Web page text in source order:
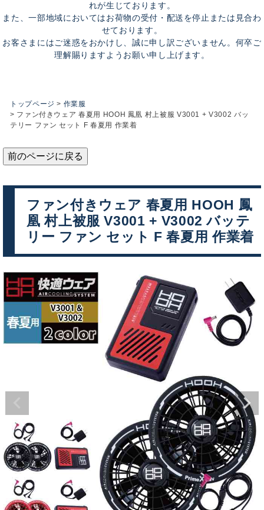
れが生じております。
また、一部地域においてはお荷物の受付・配送を停止または見合わ
せております。
お客さまにはご迷惑をおかけし、誠に申し訳ございません。何卒ご
理解賜りますようお願い申し上げます。
トップページ
作業服
ファン付きウェア 春夏用 HOOH 鳳凰 村上被服 V3001 + V3002 バッ
テリー ファン セット F 春夏用 作業着
前のページに戻る
ファン付きウェア 春夏用 HOOH 鳳
凰 村上被服 V3001 + V3002 バッテ
リー ファン セット F 春夏用 作業着